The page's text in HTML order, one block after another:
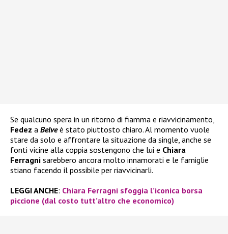
Se qualcuno spera in un ritorno di fiamma e riavvicinamento,
Fedez a Belveè stato piuttosto chiaro. Al momento vuole
stare da solo e affrontare la situazione da single, anche se
fonti vicine alla coppia sostengono che lui e Chiara
Ferragni sarebbero ancora molto innamorati e le famiglie
stiano facendo il possibile per riavvicinarli.
LEGGI ANCHE: Chiara Ferragni sfoggia l’iconica borsa
piccione (dal costo tutt’altro che economico)